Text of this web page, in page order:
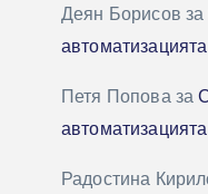
Деян Борисов за
автоматизацията
Петя Поповаза
автоматизацията
Радостина